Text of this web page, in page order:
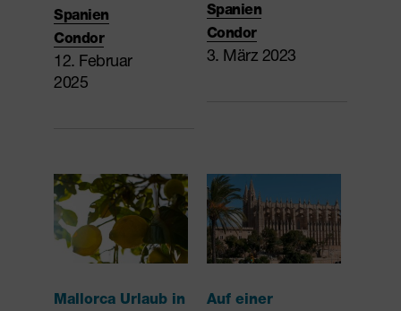
Spanien
Condor
12. Februar
2025
Spanien
Condor
3. März 2023
Mallorca Urlaub in
Auf einer